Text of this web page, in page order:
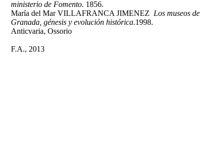
ministerio de Fomento. 1856.
María del Mar VILLAFRANCA JIMENEZ Los museos de
Granada, génesis y evolución histórica.1998.
Anticvaria, Ossorio
F.A., 2013